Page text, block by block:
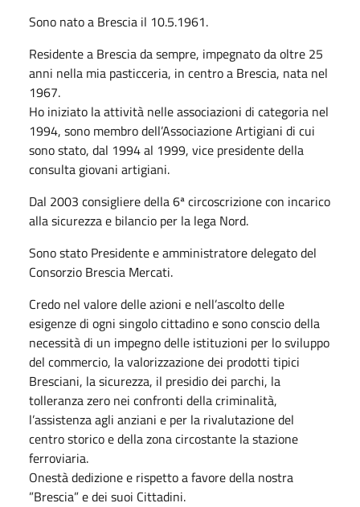
Sono nato a Brescia il 10.5.1961.
Residente a Brescia da sempre, impegnato da oltre 25
anni nella mia pasticceria, in centro a Brescia, nata nel
1967.
Ho iniziato la attività nelle associazioni di categoria nel
1994, sono membro dell’Associazione Artigiani di cui
sono stato, dal 1994 al 1999, vice presidente della
consulta giovani artigiani.
Dal 2003 consigliere della 6ª circoscrizione con incarico
alla sicurezza e bilancio per la lega Nord.
Sono stato Presidente e amministratore delegato del
Consorzio Brescia Mercati.
Credo nel valore delle azioni e nell’ascolto delle
esigenze di ogni singolo cittadino e sono conscio della
necessità di un impegno delle istituzioni per lo sviluppo
del commercio, la valorizzazione dei prodotti tipici
Bresciani, la sicurezza, il presidio dei parchi, la
tolleranza zero nei confronti della criminalità,
l’assistenza agli anziani e per la rivalutazione del
centro storico e della zona circostante la stazione
ferroviaria.
Onestà dedizione e rispetto a favore della nostra
”Brescia” e dei suoi Cittadini.